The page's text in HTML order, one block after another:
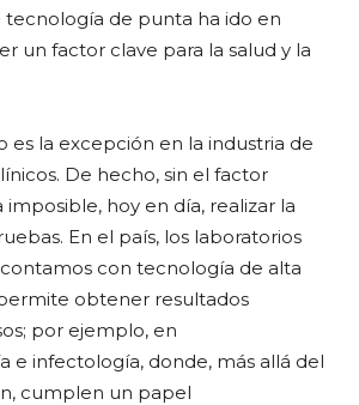
de punta ha ido en
un factor clave para la salud y la
es la excepción en la industria de
De hecho, sin el factor
hoy en día, realizar la
En el país, los laboratorios
con tecnología de alta
obtener resultados
por ejemplo, en
e infectología, donde, más allá del
cumplen un papel